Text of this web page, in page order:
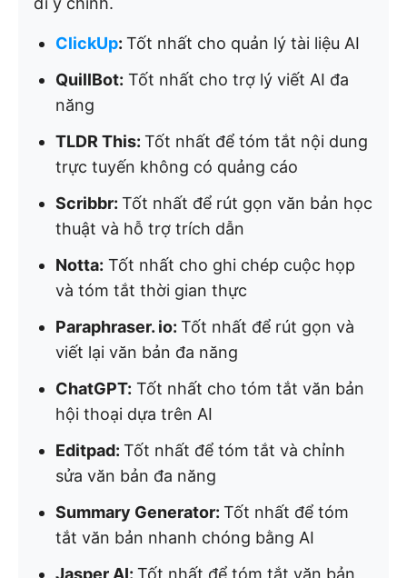
ClickUp: Tốt nhất cho quản lý tài liệu AI
QuillBot: Tốt nhất cho trợ lý viết AI đa
năng
TLDR This: Tốt nhất để tóm tắt nội dung
trực tuyến không có quảng cáo
Scribbr: Tốt nhất để rút gọn văn bản học
thuật và hỗ trợ trích dẫn
Notta: Tốt nhất cho ghi chép cuộc họp
và tóm tắt thời gian thực
Paraphraser. io: Tốt nhất để rút gọn và
viết lại văn bản đa năng
ChatGPT: Tốt nhất cho tóm tắt văn bản
hội thoại dựa trên AI
Editpad: Tốt nhất để tóm tắt và chỉnh
sửa văn bản đa năng
Summary Generator: Tốt nhất để tóm
tắt văn bản nhanh chóng bằng AI
Jasper AI: Tốt nhất để tóm tắt văn bản